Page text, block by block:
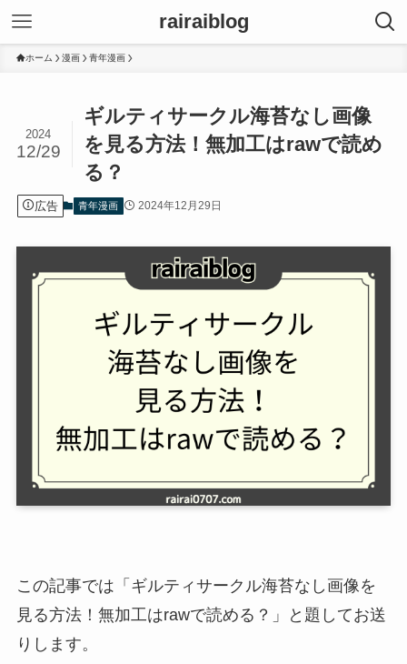
rairaiblog
ホーム 漫画 青年漫画
ギルティサークル海苔なし画像
を見る方法！無加工はrawで読め
る？
2024
12/29
広告 青年漫画 2024年12月29日
この記事では「ギルティサークル海苔なし画像を
見る方法！無加工はrawで読める？」と題してお送
りします。